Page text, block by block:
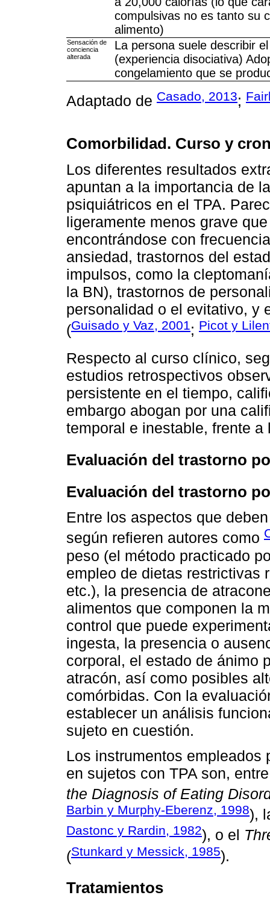
compulsivas no es tanto su
alimento)
Sensación de
conciencia
alterada
La persona suele describir
(experiencia disociativa)
congelamiento que se
Adaptado de Casado, 2013;
Comorbilidad. Curso y
Los diferentes resultados
apuntan a la importancia de
psiquiátricos en el TPA.
ligeramente menos grave
encontrándose con
ansiedad, trastornos del
impulsos, como la
la BN), trastornos de
personalidad o el evitativo, y
(Guisado y Vaz, 2001; Picot y
Respecto al curso clínico,
estudios retrospectivos
persistente en el tiempo,
embargo abogan por una
temporal e inestable, frente a
Evaluación del trastorno
Evaluación del trastorno
Entre los aspectos que
según refieren autores como
peso (el método practicado
empleo de dietas restrictivas
etc.), la presencia de
alimentos que componen la
control que puede
ingesta, la presencia o
corporal, el estado de ánimo
atracón, así como posibles
comórbidas. Con la
establecer un análisis
sujeto en cuestión.
Los instrumentos empleados
en sujetos con TPA son,
the Diagnosis of Eating
Barbin y Murphy-Eberenz, 1998),
Dastonc y Rardin, 1982), o el
(Stunkard y Messick, 1985).
Tratamientos